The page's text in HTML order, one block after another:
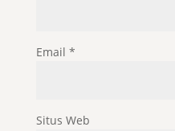
Email *
Situs Web